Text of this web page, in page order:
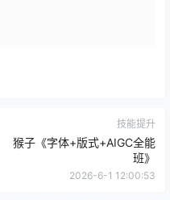
技能提升
猴子《字体+版式+AIGC全能
班》
2026-6-1 12:00:53